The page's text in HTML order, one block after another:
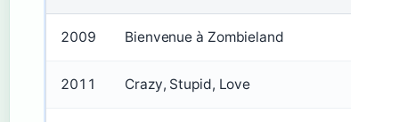
2009 Bienvenue à Zombieland
2011 Crazy, Stupid, Love